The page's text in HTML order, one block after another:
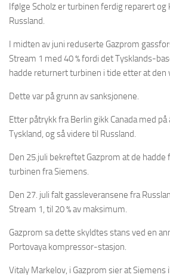
Ifølge Scholz er turbinen ferdig reparert og
Russland.
I midten av juni reduserte Gazprom
Stream 1 med 40 % fordi det Tysklands-
hadde returnert turbinen i tide etter at den
Dette var på grunn av sanksjonene.
Etter påtrykk fra Berlin gikk Canada med
Tyskland, og så videre til Russland.
Den 25.juli bekreftet Gazprom at de
turbinen fra Siemens.
Den 27. juli falt gassleveransene fra
Stream 1, til 20 % av maksimum.
Gazprom sa dette skyldtes stans ved en
Portovaya kompressor-stasjon.
Vitaly Markelov, i Gazprom sier at Siemens